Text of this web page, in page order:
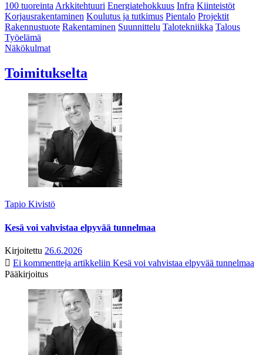
100 tuoreintaArkkitehtuuri Energiatehokkuus Infra Kiinteistöt
Korjausrakentaminen Koulutus ja tutkimus Pientalo Projektit
Rakennustuote Rakentaminen Suunnittelu Talotekniikka Talous
Työelämä
Näkökulmat
Toimitukselta
Tapio Kivistö
Kesä voi vahvistaa elpyvää tunnelmaa
Kirjoitettu 26.6.2026
Ei kommentteja artikkeliin Kesä voi vahvistaa elpyvää tunnelmaa
Pääkirjoitus